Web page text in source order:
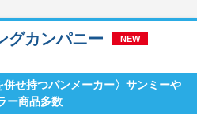
グカンパニー NEW
併せ持つパンメーカー〉サンミーや
ー商品多数